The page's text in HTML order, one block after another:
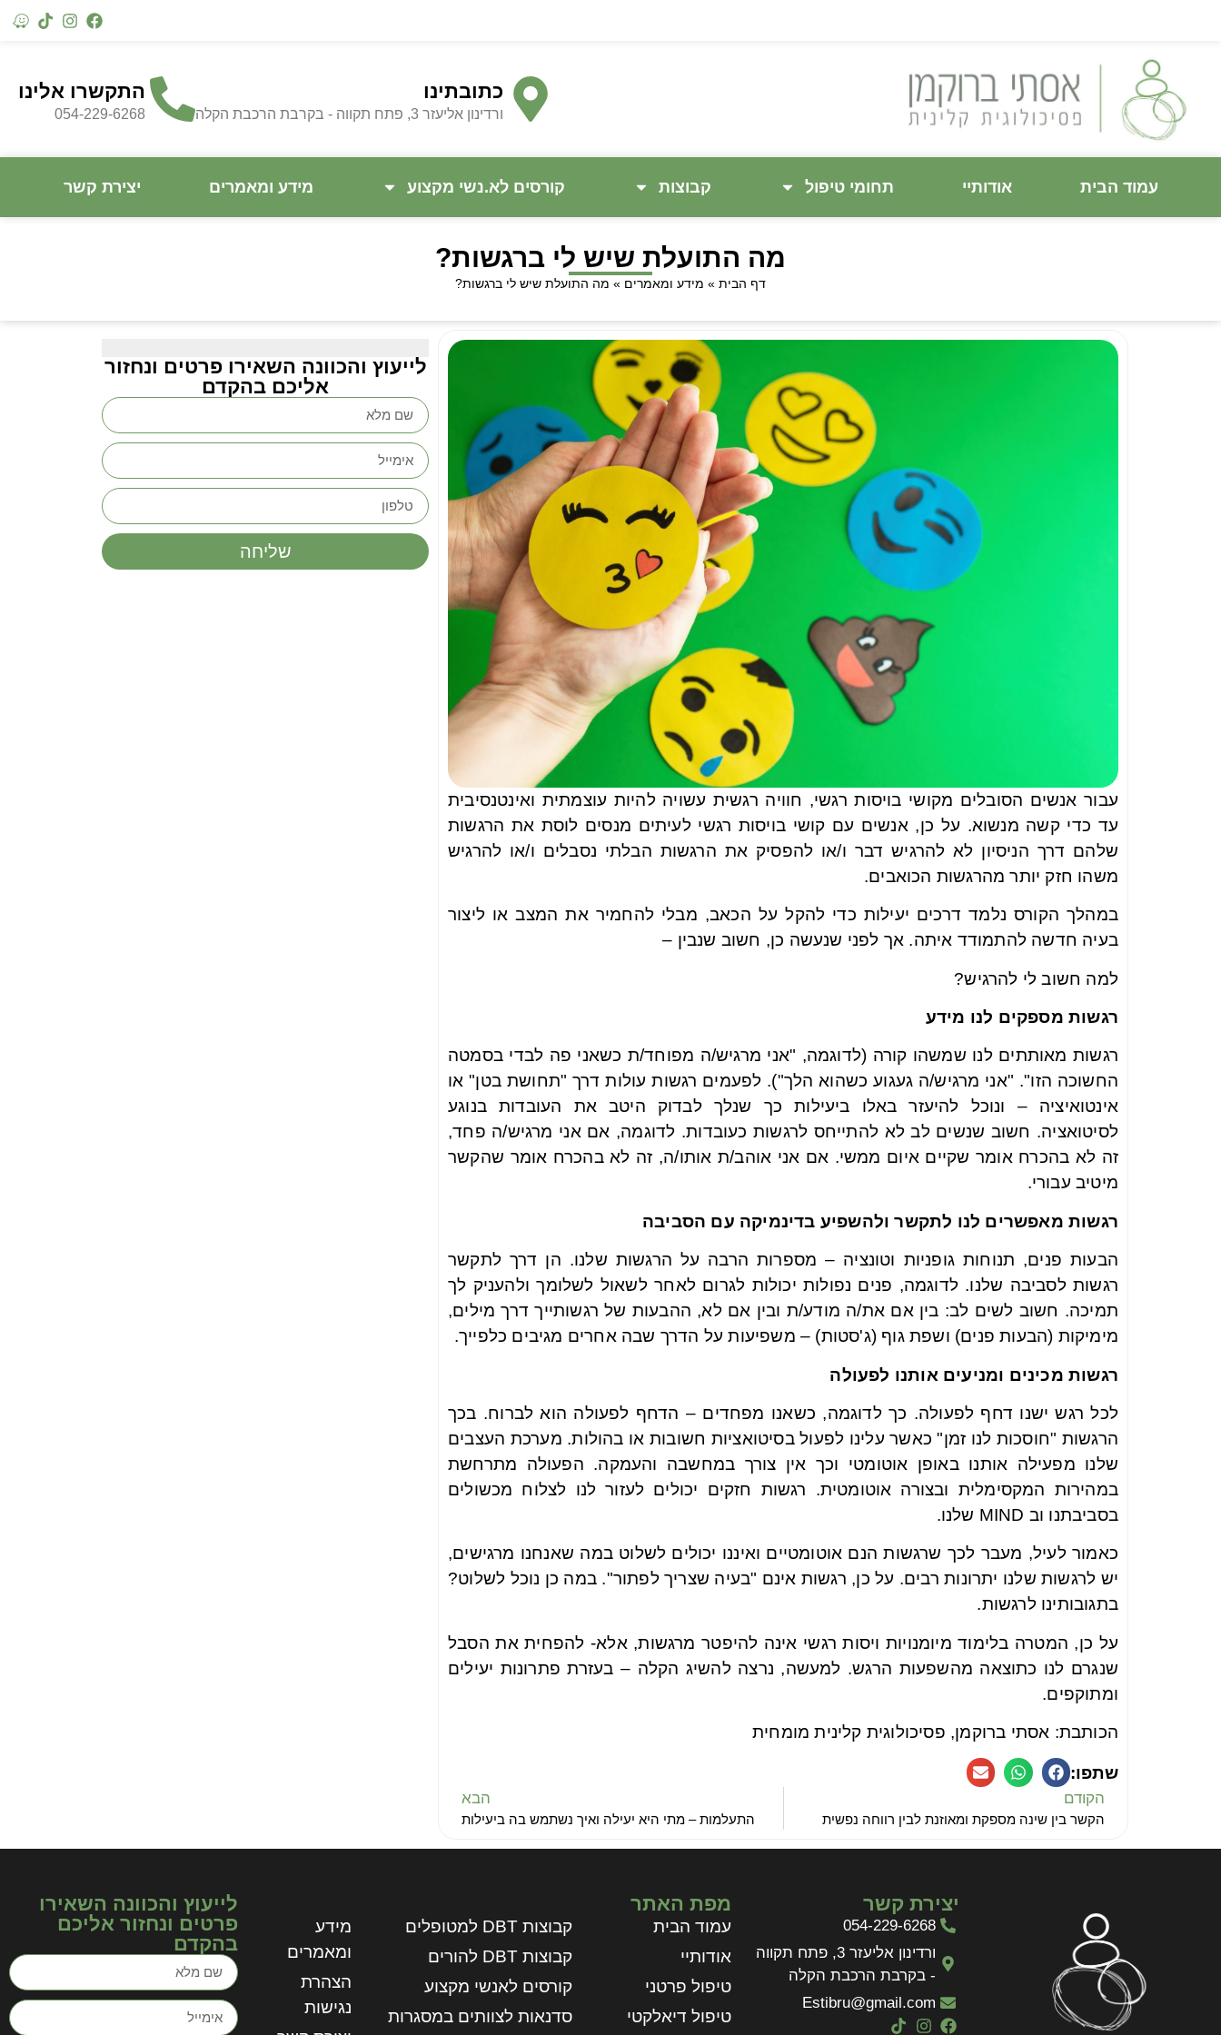
כתובתינו
ורדינון אליעזר 3, פתח תקווה - בקרבת הרכבת הקלה
התקשרו אלינו
054-229-6268
עמוד הבית אודותיי תחומי טיפול קבוצות קורסים לא.נשי מקצוע מידע ומאמרים יצירת קשר
מה התועלת שיש לי ברגשות?
דף הבית » מידע ומאמרים » מה התועלת שיש לי ברגשות?
עבור אנשים הסובלים מקושי בויסות רגשי, חוויה רגשית עשויה להיות עוצמתית ואינטנסיבית
עד כדי קשה מנשוא. על כן, אנשים עם קושי בויסות רגשי לעיתים מנסים לוסת את הרגשות
שלהם דרך הניסיון לא להרגיש דבר ו/או להפסיק את הרגשות הבלתי נסבלים ו/או להרגיש
משהו חזק יותר מהרגשות הכואבים.
במהלך הקורס נלמד דרכים יעילות כדי להקל על הכאב, מבלי להחמיר את המצב או ליצור
בעיה חדשה להתמודד איתה. אך לפני שנעשה כן, חשוב שנבין –
למה חשוב לי להרגיש?
רגשות מספקים לנו מידע
רגשות מאותתים לנו שמשהו קורה (לדוגמה, "אני מרגיש/ה מפוחד/ת כשאני פה לבדי בסמטה
החשוכה הזו". "אני מרגיש/ה געגוע כשהוא הלך"). לפעמים רגשות עולות דרך "תחושת בטן" או
אינטואיציה – ונוכל להיעזר באלו ביעילות כך שנלך לבדוק היטב את העובדות בנוגע
לסיטואציה. חשוב שנשים לב לא להתייחס לרגשות כעובדות. לדוגמה, אם אני מרגיש/ה פחד,
זה לא בהכרח אומר שקיים איום ממשי. אם אני אוהב/ת אותו/ה, זה לא בהכרח אומר שהקשר
מיטיב עבורי.
רגשות מאפשרים לנו לתקשר ולהשפיע בדינמיקה עם הסביבה
הבעות פנים, תנוחות גופניות וטונציה – מספרות הרבה על הרגשות שלנו. הן דרך לתקשר
רגשות לסביבה שלנו. לדוגמה, פנים נפולות יכולות לגרום לאחר לשאול לשלומך ולהעניק לך
תמיכה. חשוב לשים לב: בין אם את/ה מודע/ת ובין אם לא, ההבעות של רגשותייך דרך מילים,
מימיקות (הבעות פנים) ושפת גוף (ג'סטות) – משפיעות על הדרך שבה אחרים מגיבים כלפייך.
רגשות מכינים ומניעים אותנו לפעולה
לכל רגש ישנו דחף לפעולה. כך לדוגמה, כשאנו מפחדים – הדחף לפעולה הוא לברוח. בכך
הרגשות "חוסכות לנו זמן" כאשר עלינו לפעול בסיטואציות חשובות או בהולות. מערכת העצבים
שלנו מפעילה אותנו באופן אוטומטי וכך אין צורך במחשבה והעמקה. הפעולה מתרחשת
במהירות המקסימלית ובצורה אוטומטית. רגשות חזקים יכולים לעזור לנו לצלוח מכשולים
בסביבתנו וב MIND שלנו.
כאמור לעיל, מעבר לכך שרגשות הנם אוטומטיים ואיננו יכולים לשלוט במה שאנחנו מרגישים,
יש לרגשות שלנו יתרונות רבים. על כן, רגשות אינם "בעיה שצריך לפתור". במה כן נוכל לשלוט?
בתגובותינו לרגשות.
על כן, המטרה בלימוד מיומנויות ויסות רגשי אינה להיפטר מרגשות, אלא- להפחית את הסבל
שנגרם לנו כתוצאה מהשפעות הרגש. למעשה, נרצה להשיג הקלה – בעזרת פתרונות יעילים
ומתוקפים.
הכותבת: אסתי ברוקמן, פסיכולוגית קלינית מומחית
שתפו:
הקודם
הקשר בין שינה מספקת ומאוזנת לבין רווחה נפשית
הבא
התעלמות – מתי היא יעילה ואיך נשתמש בה ביעילות
לייעוץ והכוונה השאירו פרטים ונחזור
אליכם בהקדם
שליחה
יצירת קשר
054-229-6268
ורדינון אליעזר 3, פתח תקווה
- בקרבת הרכבת הקלה
Estibru@gmail.com
מפת האתר
עמוד הבית
אודותיי
טיפול פרטני
טיפול דיאלקטי
קבוצות DBT למטופלים
קבוצות DBT להורים
קורסים לאנשי מקצוע
סדנאות לצוותים במסגרות
מידע
ומאמרים
הצהרת
נגישות
לייעוץ והכוונה השאירו
פרטים ונחזור אליכם
בהקדם